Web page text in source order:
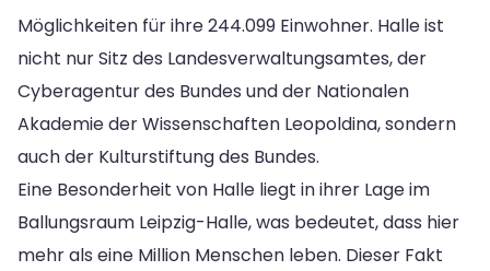
Möglichkeiten für ihre 244.099 Einwohner. Halle ist
nicht nur Sitz des Landesverwaltungsamtes, der
Cyberagentur des Bundes und der Nationalen
Akademie der Wissenschaften Leopoldina, sondern
auch der Kulturstiftung des Bundes.
Eine Besonderheit von Halle liegt in ihrer Lage im
Ballungsraum Leipzig-Halle, was bedeutet, dass hier
mehr als eine Million Menschen leben. Dieser Fakt